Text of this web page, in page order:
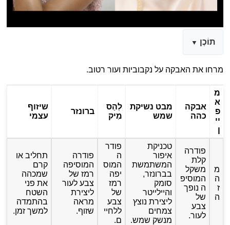
תוֹכֶן
מרחו את האבקה על נקבוביות ועור רטוב.
מ
א
פ
יי
ן
אבקה
כהה
מבט נשיקת
שמש
לְהַס
מִיק
ברונזר
שיזוף
עצמי
מ
ה
ז
ה
פודרה
קלת
משקל
המוסיפ
ה נופך
של
צבע
לעור.
טכניקת
איפור
המשתמשת
בברונזר,
סומק
והיילייטר
ליצירת נוצץ
צמחים
מנשק שמש.
פודר
ה
המוס
יפה
רמז
של
צבע
ללחיי
ם.
פודרה
המוסיפה
רמז של
צבע לעור
ליצירת
מראה
שזוף.
תחליב או
קרם
שמכהה
את פני
השטח
בהתמדה
למשך זמן.